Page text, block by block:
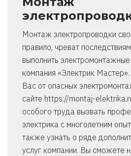
Монтаж электропроводки
правило, чреват
выполнить
компания «Электрик
Вас от опасных
сайте https://montaj-
особого труда вызвать
электрика с многолетним
также узнать о ряде
услуг компании. Вы сможете